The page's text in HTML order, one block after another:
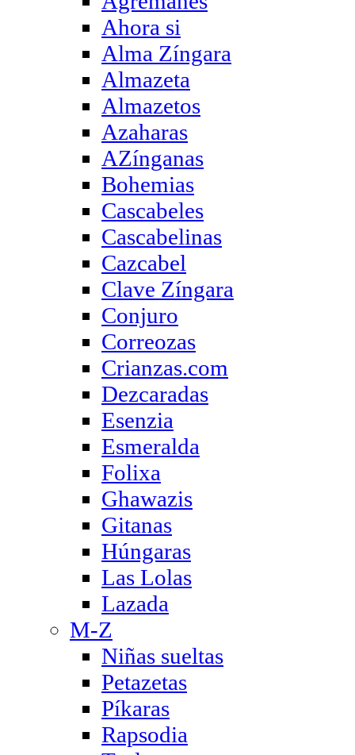
Ahora si
Alma Zíngara
Almazeta
Almazetos
Azaharas
AZínganas
Bohemias
Cascabeles
Cascabelinas
Cazcabel
Clave Zíngara
Conjuro
Correozas
Crianzas.com
Dezcaradas
Esenzia
Esmeralda
Folixa
Ghawazis
Gitanas
Húngaras
Las Lolas
Lazada
M-Z
Niñas sueltas
Petazetas
Píkaras
Rapsodia